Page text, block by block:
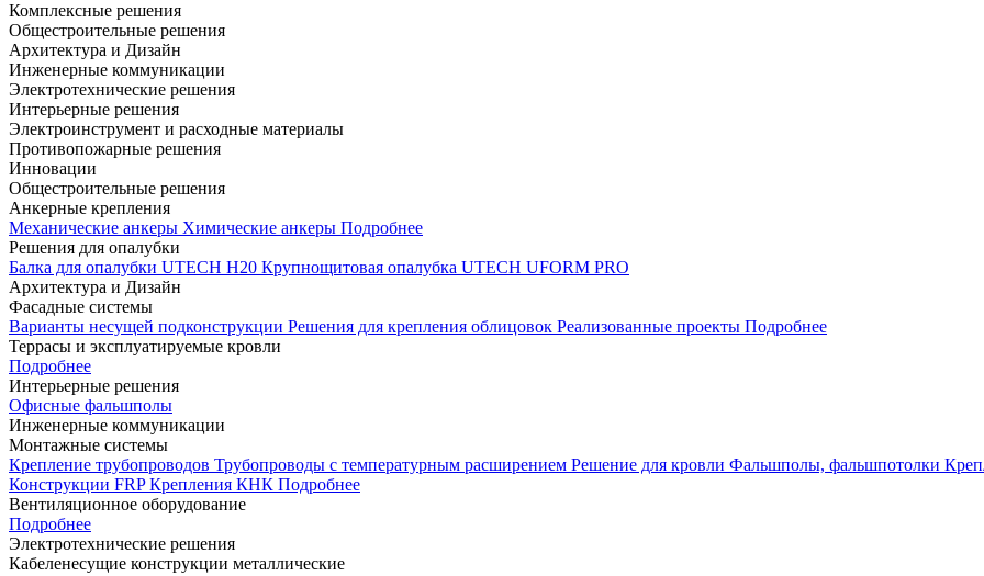
Комплексные решения
Общестроительные решения
Архитектура и Дизайн
Инженерные коммуникации
Электротехнические решения
Интерьерные решения
Электроинструмент и расходные материалы
Противопожарные решения
Инновации
Общестроительные решения
Анкерные крепления
Механические анкеры Химические анкеры Подробнее
Решения для опалубки
Балка для опалубки UTECH H20 Крупнощитовая опалубка UTECH UFORM PRO
Архитектура и Дизайн
Фасадные системы
Варианты несущей подконструкции Решения для крепления облицовок Реализованные проекты Подробнее
Террасы и эксплуатируемые кровли
Подробнее
Интерьерные решения
Офисные фальшполы
Инженерные коммуникации
Монтажные системы
Крепление трубопроводов Трубопроводы с температурным расширением Решение для кровли Фальшполы, фальшпотолки
Конструкции FRPКрепления КНК Подробнее
Вентиляционное оборудование
Подробнее
Электротехнические решения
Кабеленесущие конструкции металлические